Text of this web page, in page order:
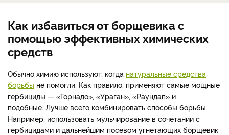
Как избавиться от борщевика с
помощью эффективных химических
средств
Обычно химию используют, когда натуральные средства
борьбы не помогли. Как правило, применяют самые мощные
гербициды — «Торнадо», «Ураган», «Раундап» и
подобные. Лучше всего комбинировать способы борьбы.
Например, использовать мульчирование в сочетании с
гербицидами и дальнейшим посевом угнетающих борщевик